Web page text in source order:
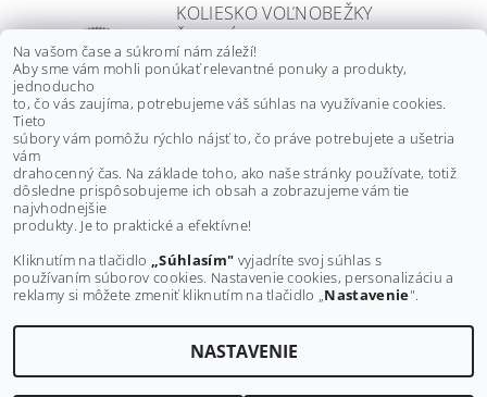
KOLIESKO VOĽNOBEŽKY
ŠTARTÉRA ACCESS MAX 250/
300/ 400, TOMAHAWK 250/ 300/
400, 22110-E10-103
€61,80 bez DPH
€76
Buďte prvý, kto napíše príspevok k tejto položke.
2026 ©MAXMOTO.SK, všetky práva vyhradenéUpraviť nastavenie cookies
Na vašom čase a súkromí nám záleží!
Aby sme vám mohli ponúkať relevantné ponuky a produkty,
jednoducho
to, čo vás zaujíma, potrebujeme váš súhlas na využívanie cookies.
Tieto
súbory vám pomôžu rýchlo nájsť to, čo práve potrebujete a ušetria
vám
drahocenný čas. Na základe toho, ako naše stránky používate, totiž
dôsledne prispôsobujeme ich obsah a zobrazujeme vám tie
najvhodnejšie
produkty. Je to praktické a efektívne!
Kliknutím na tlačidlo „Súhlasím" vyjadríte svoj súhlas s
používaním súborov cookies. Nastavenie cookies, personalizáciu a
reklamy si môžete zmeniť kliknutím na tlačidlo „Nastavenie".
NASTAVENIE